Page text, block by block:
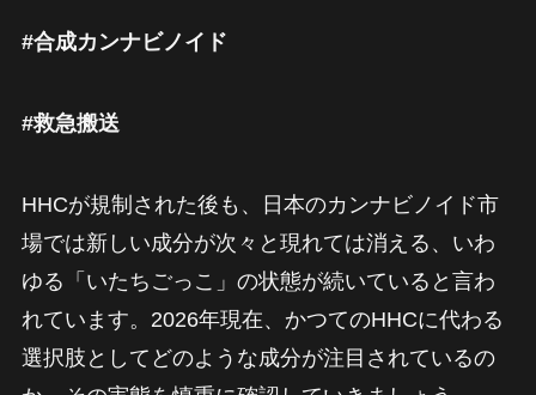
#合成カンナビノイド
#救急搬送
HHCが規制された後も、日本のカンナビノイド市
場では新しい成分が次々と現れては消える、いわ
ゆる「いたちごっこ」の状態が続いていると言わ
れています。2026年現在、かつてのHHCに代わる
選択肢としてどのような成分が注目されているの